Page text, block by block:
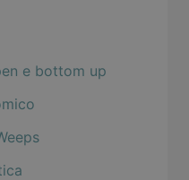
e bottom up